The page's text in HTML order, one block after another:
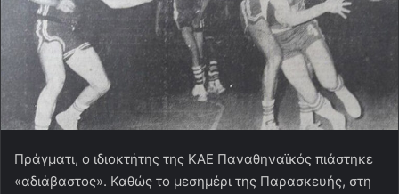
Πράγματι, ο ιδιοκτήτης της ΚΑΕ Παναθηναϊκός πιάστηκε
«αδιάβαστος». Καθώς το μεσημέρι της Παρασκευής, στη